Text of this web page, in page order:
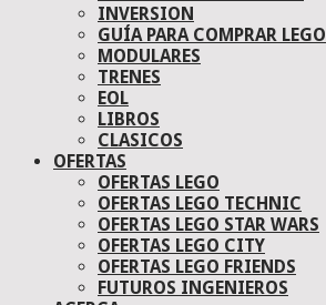
INVERSION
GUÍA PARA COMPRAR LEGO
MODULARES
TRENES
EOL
LIBROS
CLASICOS
OFERTAS
OFERTAS LEGO
OFERTAS LEGO TECHNIC
OFERTAS LEGO STAR WARS
OFERTAS LEGO CITY
OFERTAS LEGO FRIENDS
FUTUROS INGENIEROS